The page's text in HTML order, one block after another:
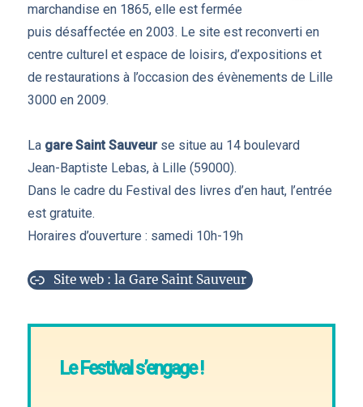
marchandise en 1865, elle est fermée
puis désaffectée en 2003. Le site est reconverti en
centre culturel et espace de loisirs, d’expositions et
de restaurations à l’occasion des évènements de Lille
3000 en 2009.
La gare Saint Sauveurse situe au 14 boulevard
Jean-Baptiste Lebas, à Lille (59000).
Dans le cadre du Festival des livres d’en haut, l’entrée
est gratuite.
Horaires d’ouverture : samedi 10h-19h
Site web : la Gare Saint Sauveur
Le Festival s’engage !